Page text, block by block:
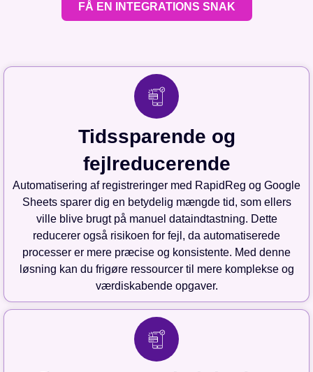
FÅ EN INTEGRATIONS SNAK
Tidssparende og
fejlreducerende
Automatisering af registreringer med RapidReg og Google
Sheets sparer dig en betydelig mængde tid, som ellers
ville blive brugt på manuel dataindtastning. Dette
reducerer også risikoen for fejl, da automatiserede
processer er mere præcise og konsistente. Med denne
løsning kan du frigøre ressourcer til mere komplekse og
værdiskabende opgaver.